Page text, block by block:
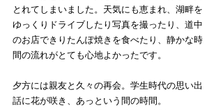
とれてしまいました。天気にも恵まれ、湖畔を
ゆっくりドライブしたり写真を撮ったり、道中
のお店できりたんぽ焼きを食べたり、静かな時
間の流れがとても心地よかったです。
夕方には親友と久々の再会。学生時代の思い出
話に花が咲き、あっという間の時間。